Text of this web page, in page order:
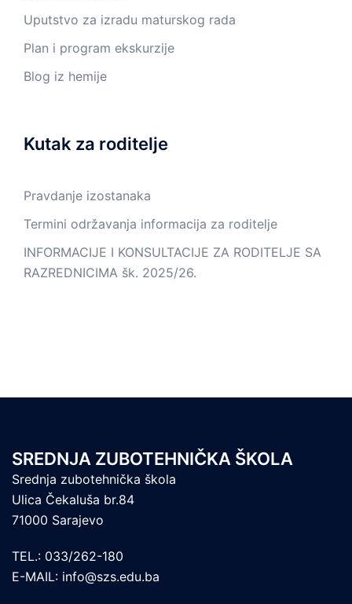
Uputstvo za izradu maturskog rada
Plan i program ekskurzije
Blog iz hemije
Kutak za roditelje
Pravdanje izostanaka
Termini održavanja informacija za roditelje
INFORMACIJE I KONSULTACIJE ZA RODITELJE SA
RAZREDNICIMA šk. 2025/26.
SREDNJA ZUBOTEHNIČKA ŠKOLA
Srednja zubotehnička škola
Ulica Čekaluša br.84
71000 Sarajevo
TEL.: 033/262-180
E-MAIL: info@szs.edu.ba